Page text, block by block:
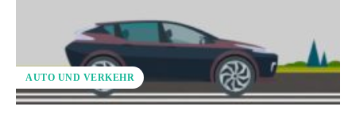
AUTO UND VERKEHR